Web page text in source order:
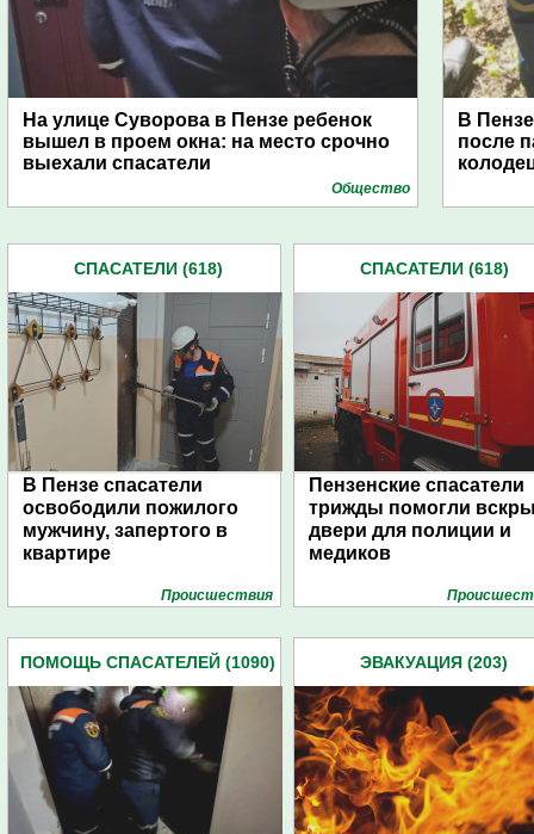
На улице Суворова в Пензе ребенок
вышел в проем окна: на место срочно
выехали спасатели
Общество
В
после
СПАСАТЕЛИ (618)
В Пензе спасатели
освободили пожилого
мужчину, запертого в
квартире
Проиcшествия
СПАСАТЕЛИ (618)
Пензенские спасатели
трижды помогли
двери для полиции и
медиков
ПОМОЩЬ СПАСАТЕЛЕЙ (1090) ЭВАКУАЦИЯ (203)